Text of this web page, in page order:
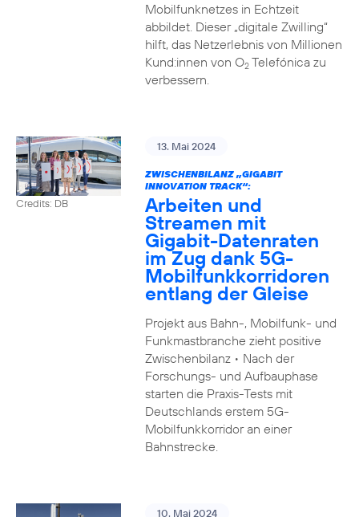
Mobilfunknetzes in Echtzeit
abbildet. Dieser „digitale Zwilling“
hilft, das Netzerlebnis von Millionen
Kund:innen von O2Telefónica zu
verbessern.
Credits: DB
13. Mai 2024
ZWISCHENBILANZ „GIGABIT
INNOVATION TRACK“:
Arbeiten und
Streamen mit
Gigabit-Datenraten
im Zug dank 5G-
Mobilfunkkorridoren
entlang der Gleise
Projekt aus Bahn-, Mobilfunk- und
Funkmastbranche zieht positive
Zwischenbilanz • Nach der
Forschungs- und Aufbauphase
starten die Praxis-Tests mit
Deutschlands erstem 5G-
Mobilfunkkorridor an einer
Bahnstrecke.
10. Mai 2024